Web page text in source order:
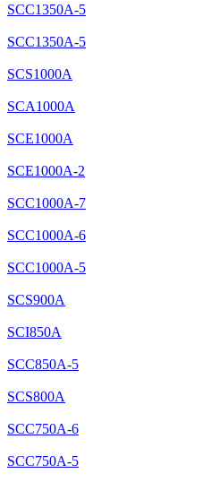
SCC1350A-5
SCC1350A-5
SCS1000A
SCA1000A
SCE1000A
SCE1000A-2
SCC1000A-7
SCC1000A-6
SCC1000A-5
SCS900A
SCI850A
SCC850A-5
SCS800A
SCC750A-6
SCC750A-5